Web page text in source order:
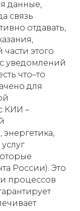
данные,
связь
отдавать,
этого
уведомлений
что–то
для
КИИ –
энергетика,
России). Это
процессов